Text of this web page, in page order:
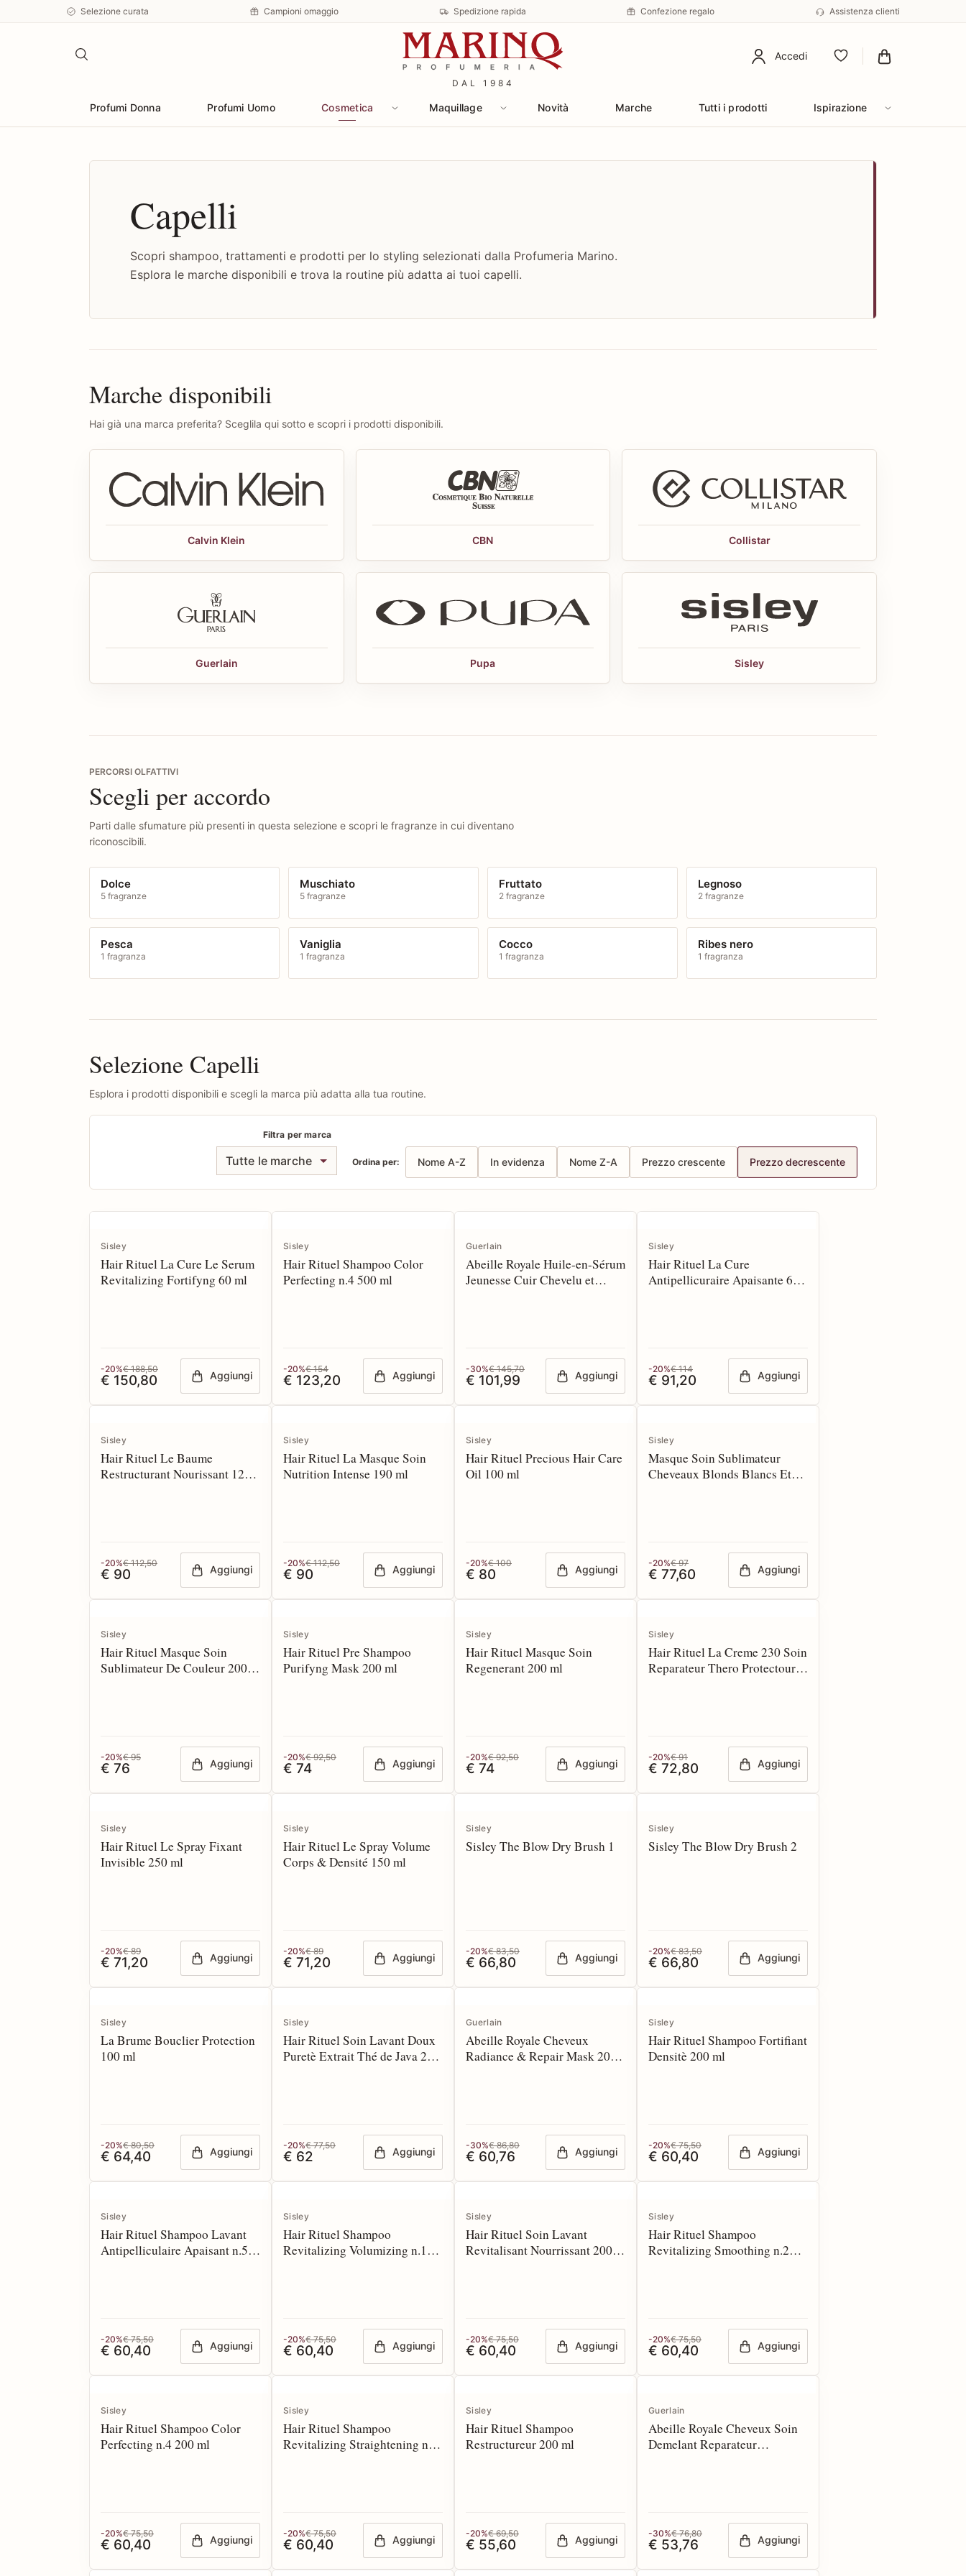
Selezione curata Campioni omaggio Spedizione rapida Confezione regalo Assistenza clienti
DAL 1984
Accedi
Preferiti
Profumi Donna Profumi Uomo Cosmetica Maquillage Novità Marche Tutti i prodotti Ispirazione
Capelli
Scopri shampoo, trattamenti e prodotti per lo styling selezionati dalla Profumeria Marino.
Esplora le marche disponibili e trova la routine più adatta ai tuoi capelli.
Marche disponibili
Hai già una marca preferita? Sceglila qui sotto e scopri i prodotti disponibili.
Calvin Klein CBN Collistar
Guerlain Pupa Sisley
PERCORSI OLFATTIVI
Scegli per accordo
Parti dalle sfumature più presenti in questa selezione e scopri le fragranze in cui diventano
riconoscibili.
Dolce
5 fragranze
Muschiato
5 fragranze
Fruttato
2 fragranze
Legnoso
2 fragranze
Pesca
1 fragranza
Vaniglia
1 fragranza
Cocco
1 fragranza
Ribes nero
1 fragranza
Selezione Capelli
Esplora i prodotti disponibili e scegli la marca più adatta alla tua routine.
Filtra per marca
Tutte le marche Ordina per: Nome A-Z In evidenza Nome Z-A Prezzo crescente Prezzo decrescente
Sisley
Hair Rituel La Cure Le Serum
Revitalizing Fortifyng 60 ml
-20%€ 188,50
€ 150,80 Aggiungi
Sisley
Hair Rituel Shampoo Color
Perfecting n.4 500 ml
-20%€ 154
€ 123,20 Aggiungi
Guerlain
Abeille Royale Huile-en-Sérum
Jeunesse Cuir Chevelu et
-30%€ 145,70
€ 101,99 Aggiungi
Sisley
Hair Rituel La Cure
Antipellicuraire Apaisante 60
-20%€ 114
€ 91,20 Aggiungi
Sisley
Hair Rituel Le Baume
Restructurant Nourissant 125
-20%€ 112,50
€ 90 Aggiungi
Sisley
Hair Rituel La Masque Soin
Nutrition Intense 190 ml
-20%€ 112,50
€ 90 Aggiungi
Sisley
Hair Rituel Precious Hair Care
Oil 100 ml
-20%€ 100
€ 80 Aggiungi
Sisley
Masque Soin Sublimateur
Cheveaux Blonds Blancs Et
-20%€ 97
€ 77,60 Aggiungi
Sisley
Hair Rituel Masque Soin
Sublimateur De Couleur 200
-20%€ 95
€ 76 Aggiungi
Sisley
Hair Rituel Pre Shampoo
Purifyng Mask 200 ml
-20%€ 92,50
€ 74 Aggiungi
Sisley
Hair Rituel Masque Soin
Regenerant 200 ml
-20%€ 92,50
€ 74 Aggiungi
Sisley
Hair Rituel La Creme 230 Soin
Reparateur Thero Protectour
-20%€ 91
€ 72,80 Aggiungi
Sisley
Hair Rituel Le Spray Fixant
Invisible 250 ml
-20%€ 89
€ 71,20 Aggiungi
Sisley
Hair Rituel Le Spray Volume
Corps & Densité 150 ml
-20%€ 89
€ 71,20 Aggiungi
Sisley
Sisley The Blow Dry Brush 1
-20%€ 83,50
€ 66,80 Aggiungi
Sisley
Sisley The Blow Dry Brush 2
-20%€ 83,50
€ 66,80 Aggiungi
Sisley
La Brume Bouclier Protection
100 ml
-20%€ 80,50
€ 64,40 Aggiungi
Sisley
Hair Rituel Soin Lavant Doux
Puretè Extrait Thé de Java 200
-20%€ 77,50
€ 62 Aggiungi
Guerlain
Abeille Royale Cheveux
Radiance & Repair Mask 200
-30%€ 86,80
€ 60,76 Aggiungi
Sisley
Hair Rituel Shampoo Fortifiant
Densitè 200 ml
-20%€ 75,50
€ 60,40 Aggiungi
Sisley
Hair Rituel Shampoo Lavant
Antipelliculaire Apaisant n.5
-20%€ 75,50
€ 60,40 Aggiungi
Sisley
Hair Rituel Shampoo
Revitalizing Volumizing n.1
-20%€ 75,50
€ 60,40 Aggiungi
Sisley
Hair Rituel Soin Lavant
Revitalisant Nourrissant 200
-20%€ 75,50
€ 60,40 Aggiungi
Sisley
Hair Rituel Shampoo
Revitalizing Smoothing n.2
-20%€ 75,50
€ 60,40 Aggiungi
Sisley
Hair Rituel Shampoo Color
Perfecting n.4 200 ml
-20%€ 75,50
€ 60,40 Aggiungi
Sisley
Hair Rituel Shampoo
Revitalizing Straightening n.3
-20%€ 75,50
€ 60,40 Aggiungi
Sisley
Hair Rituel Shampoo
Restructureur 200 ml
-20%€ 69,50
€ 55,60 Aggiungi
Guerlain
Abeille Royale Cheveux Soin
Demelant Reparateur
-30%€ 76,80
€ 53,76 Aggiungi